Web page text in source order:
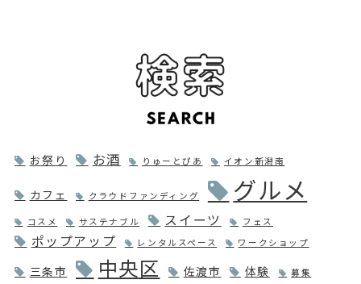
お祭り お酒 りゅーとぴあ イオン新潟南
カフェ クラウドファンディング グルメ
コスメ サステナブル スイーツ フェス
ポップアップ レンタルスペース ワークショップ
三条市 中央区 佐渡市 体験 募集